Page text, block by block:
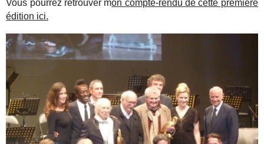
Vous pourrez retrouver mon compte-rendu de cette première
édition ici.